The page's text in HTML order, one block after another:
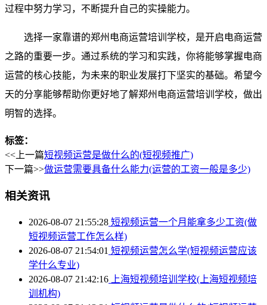
过程中努力学习，不断提升自己的实操能力。
选择一家靠谱的郑州电商运营培训学校，是开启电商运营
之路的重要一步。通过系统的学习和实践，你将能够掌握电商
运营的核心技能，为未来的职业发展打下坚实的基础。希望今
天的分享能够帮助你更好地了解郑州电商运营培训学校，做出
明智的选择。
标签：
<<上一篇短视频运营是做什么的(短视频推广)
下一篇>>做运营需要具备什么能力(运营的工资一般是多少)
相关资讯
2026-08-07 21:55:28 短视频运营一个月能拿多少工资(做
短视频运营工作怎么样)
2026-08-07 21:54:01 短视频运营怎么学(短视频运营应该
学什么专业)
2026-08-07 21:42:16 上海短视频培训学校(上海短视频培
训机构)